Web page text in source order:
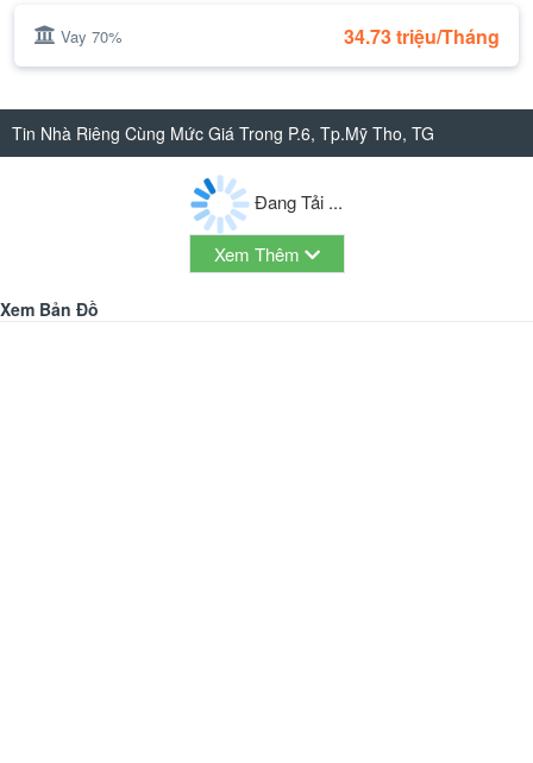
Vay 70% 34.73 triệu/Tháng
Tin Nhà Riêng Cùng Mức Giá Trong P.6, Tp.Mỹ Tho, TG
Đang Tải ...
Xem Thêm
Xem Bản Đồ